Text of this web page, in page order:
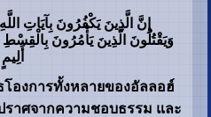
إِنَّ الَّذِينَ يَكْفُرُونَ بِآيَاتِ
وَيَقْتُلُونَ الَّذِينَ يَأْمُرُونَ
أَلِيمٍ
องการทั้งหลายของอัลลอฮ์
าศจากความชอบธรรม และ